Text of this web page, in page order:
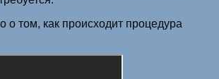
о том, как происходит процедура